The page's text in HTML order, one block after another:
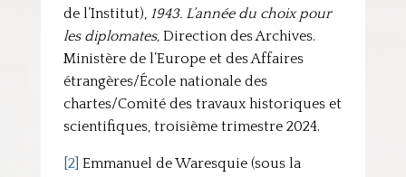
de l’Institut), 1943. L’année du choix pour
les diplomates, Direction des Archives.
Ministère de l’Europe et des Affaires
étrangères/École nationale des
chartes/Comité des travaux historiques et
scientifiques, troisième trimestre 2024.
[2] Emmanuel de Waresquie (sous la